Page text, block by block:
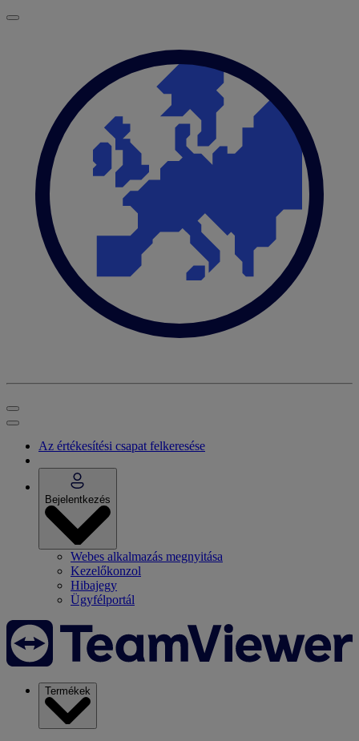
Az értékesítési csapat felkeresése
Bejelentkezés
Webes alkalmazás megnyitása
Kezelőkonzol
Hibajegy
Ügyfélportál
Termékek